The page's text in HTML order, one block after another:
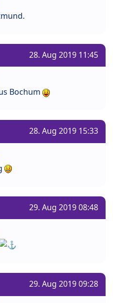
28. Aug 2019 11:45
Bochum
28. Aug 2019 15:33
29. Aug 2019 08:48
29. Aug 2019 09:28